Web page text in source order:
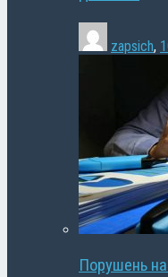
zapsich,
Порушень